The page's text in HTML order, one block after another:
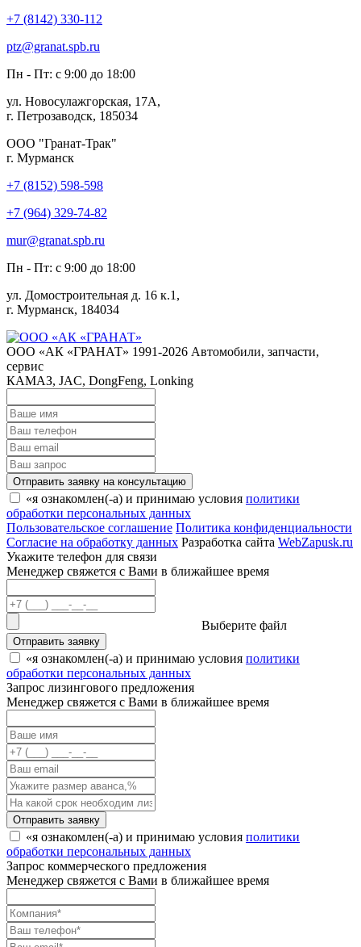
+7 (8142) 330-112
ptz@granat.spb.ru
Пн - Пт: с 9:00 до 18:00
ул. Новосулажгорская, 17А,
г. Петрозаводск, 185034
ООО "Гранат-Трак"
г. Мурманск
+7 (8152) 598-598
+7 (964) 329-74-82
mur@granat.spb.ru
Пн - Пт: с 9:00 до 18:00
ул. Домостроительная д. 16 к.1,
г. Мурманск, 184034
ООО «АК «ГРАНАТ» 1991-2026 Автомобили, запчасти,
сервис
КАМАЗ, JAC, DongFeng, Lonking
Отправить заявку на консультацию
«я ознакомлен(-а) и принимаю условия политики
обработки персональных данных
Пользовательское соглашение Политика конфиденциальности
Согласие на обработку данных Разработка сайта WebZapusk.ru
Укажите телефон для связи
Менеджер свяжется с Вами в ближайшее время
Выберите файл
Отправить заявку
«я ознакомлен(-а) и принимаю условия политики
обработки персональных данных
Запрос лизингового предложения
Менеджер свяжется с Вами в ближайшее время
Отправить заявку
«я ознакомлен(-а) и принимаю условия политики
обработки персональных данных
Запрос коммерческого предложения
Менеджер свяжется с Вами в ближайшее время